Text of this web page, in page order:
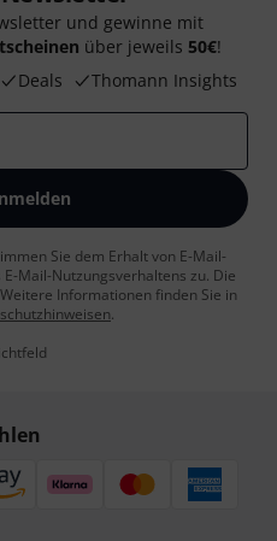
und gewinne mit
über jeweils 50€!
Deals Thomann Insights
Sie dem Erhalt von E-Mail-
Mail-Nutzungsverhaltens zu. Die
Informationen finden Sie in
.